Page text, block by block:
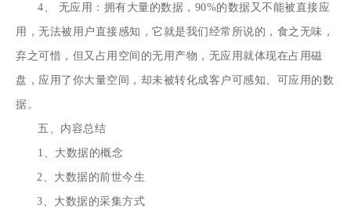
4、 无应用：拥有大量的数据，90%的数据又不能被直接应
用，无法被用户直接感知，它就是我们经常所说的，食之无味，
弃之可惜，但又占用空间的无用产物，无应用就体现在占用磁
盘，应用了你大量空间，却未被转化成客户可感知、可应用的数
据。
五、内容总结
1、大数据的概念
2、大数据的前世今生
3、大数据的采集方式